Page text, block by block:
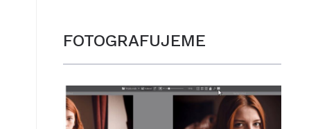
FOTOGRAFUJEME